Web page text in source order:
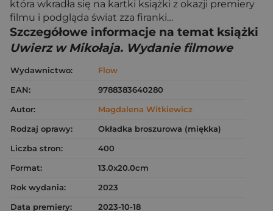
która wkradła się na kartki książki z okazji premiery
filmu i podgląda świat zza firanki…
Szczegółowe informacje na temat książki
Uwierz w Mikołaja. Wydanie filmowe
Wydawnictwo:
Flow
EAN:
9788383640280
Autor:
Magdalena Witkiewicz
Rodzaj oprawy:
Okładka broszurowa (miękka)
Liczba stron:
400
Format:
13.0x20.0cm
Rok wydania:
2023
Data premiery:
2023-10-18